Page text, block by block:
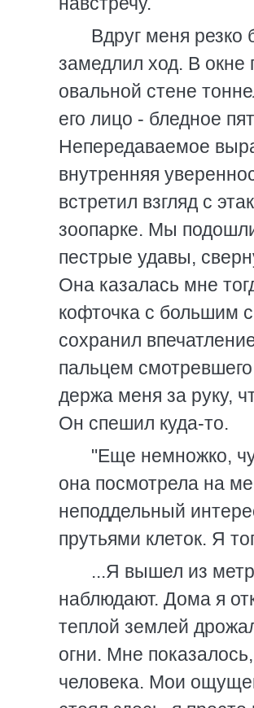
Вдруг меня резко
замедлил ход. В окне
овальной стене
его лицо - бледное
Непередаваемое
внутренняя
встретил взгляд с
зоопарке. Мы
пестрые удавы,
Она казалась мне
кофточка с большим
сохранил
пальцем
держа меня за руку,
Он спешил куда-то.
"Еще немножко,
она посмотрела на
неподдельный
прутьями клеток. Я
...Я вышел из
наблюдают. Дома я
теплой землей
огни. Мне
человека. Мои